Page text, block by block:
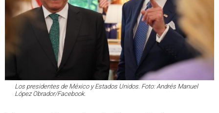
Los presidentes de México y Estados Unidos. Foto: Andrés Manuel
López Obrador/Facebook.